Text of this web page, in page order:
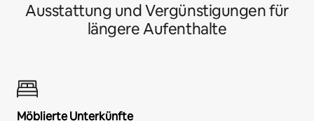
Ausstattung und Vergünstigungen für
längere Aufenthalte
Möblierte Unterkünfte